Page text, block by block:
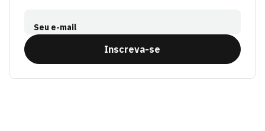
Seu e-mail
Inscreva-se